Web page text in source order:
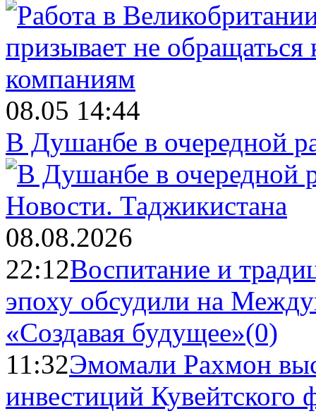
08.05 14:44
В Душанбе в очередной
Новости. Таджикистана
08.08.2026
22:12Воспитание и
эпоху обсудили на
«Создавая будущее»(0)
11:32Эмомали Рахмон
инвестиций Кувейтского